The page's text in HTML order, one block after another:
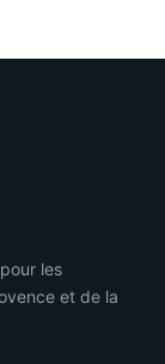
les
et de la